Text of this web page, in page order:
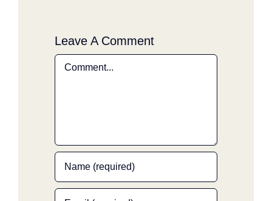
Leave A Comment
Comment